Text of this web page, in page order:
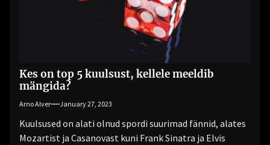
Kes on top 5 kuulsust, kellele meeldib
mängida?
Arno Alver January 27, 2023
Kuulsused on alati olnud spordi suurimad fännid, alates
Mozartist ja Casanovast kuni Frank Sinatra ja Elvis